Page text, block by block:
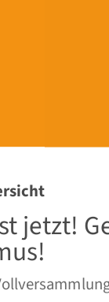
jetzt!